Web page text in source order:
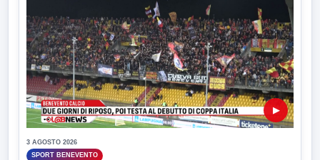
▶
3 AGOSTO 2026
SPORT BENEVENTO